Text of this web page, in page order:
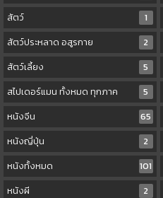
สัตว์
1
สัตว์ประหลาด อสูรกาย
2
สัตว์เลี้ยง
5
สไปเดอร์แมน ทั้งหมด ทุกภาค
5
หนังจีน
65
หนังญี่ปุ่น
2
หนังทั้งหมด
101
หนังผี
2